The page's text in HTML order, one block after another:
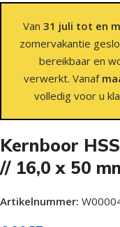
Van 31 juli tot en
zomervakantie
bereikbaar en
verwerkt. Vanaf
volledig voor u
Kernboor
// 16,0 x 50
Artikelnummer: